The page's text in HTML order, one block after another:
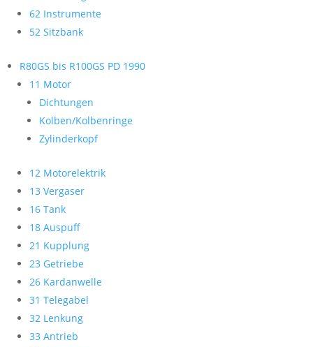
62 Instrumente
52 Sitzbank
R80GS bis R100GS PD 1990
11 Motor
Dichtungen
Kolben/Kolbenringe
Zylinderkopf
12 Motorelektrik
13 Vergaser
16 Tank
18 Auspuff
21 Kupplung
23 Getriebe
26 Kardanwelle
31 Telegabel
32 Lenkung
33 Antrieb